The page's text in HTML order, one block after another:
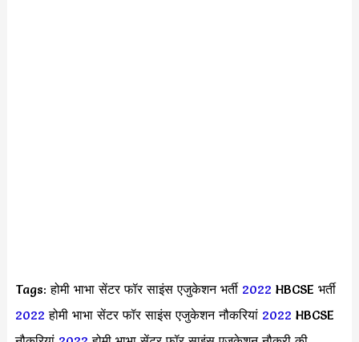
Tags: होमी भाभा सेंटर फॉर साइंस एजुकेशन भर्ती 2022 HBCSE भर्ती
2022 होमी भाभा सेंटर फॉर साइंस एजुकेशन नौकरियां 2022 HBCSE